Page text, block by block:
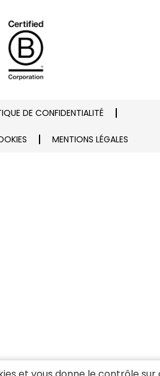
DE CONFIDENTIALITÉ
MENTIONS LÉGALES